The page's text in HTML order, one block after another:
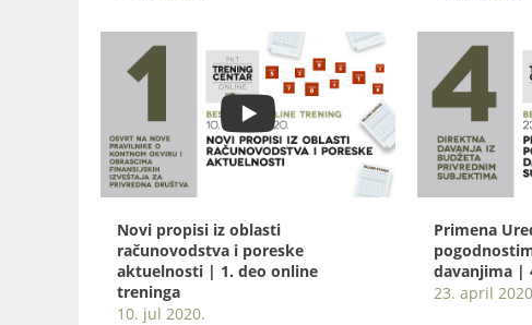
Novi propisi iz oblasti
računovodstva i poreske
aktuelnosti | 1. deo online
treninga
10. jul 2020.
Primena
davanjima |
23. april